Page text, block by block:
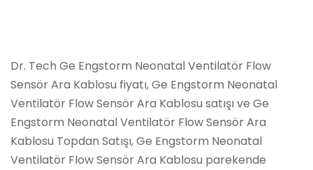
Dr. Tech Ge Engstorm Neonatal Ventilatör Flow
Sensör Ara Kablosu fiyatı, Ge Engstorm Neonatal
Ventilatör Flow Sensör Ara Kablosu satışı ve Ge
Engstorm Neonatal Ventilatör Flow Sensör Ara
Kablosu Topdan Satışı, Ge Engstorm Neonatal
Ventilatör Flow Sensör Ara Kablosu parekende